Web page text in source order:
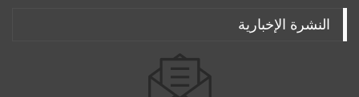
النشرة الإخبارية